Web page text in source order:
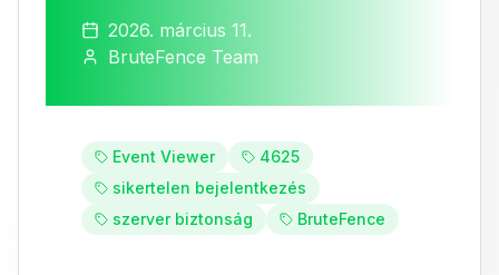
2026. március 11.
BruteFence Team
Event Viewer
4625
sikertelen bejelentkezés
szerver biztonság
BruteFence